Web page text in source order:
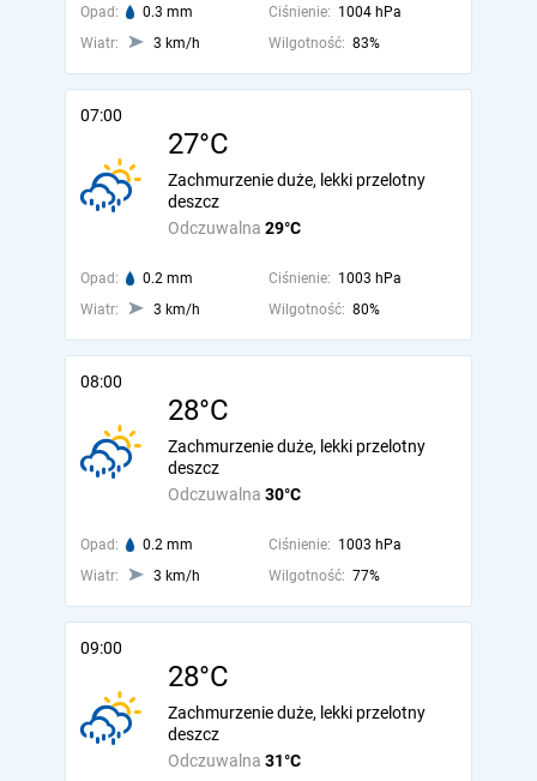
Opad: 0.3 mm Ciśnienie: 1004 hPa
Wiatr:
3 km/h Wilgotność: 83%
07:00
27°C
Odczuwalna 29°C
Zachmurzenie duże, lekki przelotny
deszcz
Opad: 0.2 mm Ciśnienie: 1003 hPa
Wiatr:
3 km/h Wilgotność: 80%
08:00
28°C
Odczuwalna 30°C
Zachmurzenie duże, lekki przelotny
deszcz
Opad: 0.2 mm Ciśnienie: 1003 hPa
Wiatr:
3 km/h Wilgotność: 77%
09:00
28°C
Odczuwalna 31°C
Zachmurzenie duże, lekki przelotny
deszcz